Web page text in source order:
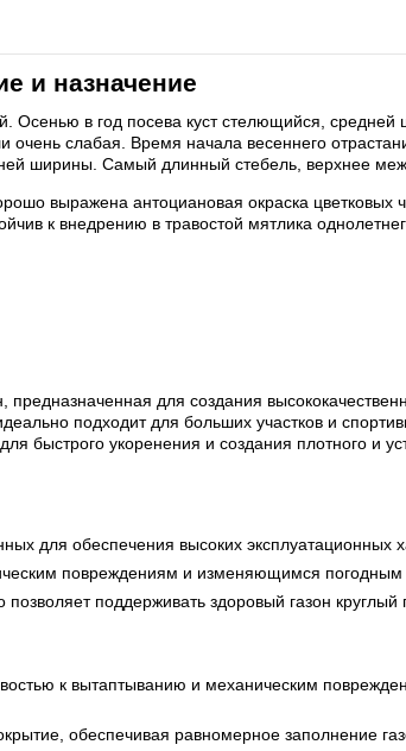
и назначение
Осенью в год посева куст стелющийся,
очень слабая. Время начала весеннего
ширины. Самый длинный стебель, верхнее
выражена антоциановая окраска
к внедрению в травостой мятлика
для создания
подходит для больших участков и
быстрого укоренения и создания плотного и
для обеспечения высоких эксплуатационных
повреждениям и изменяющимся погодным
поддерживать здоровый газон круглый
к вытаптыванию и механическим
обеспечивая равномерное заполнение